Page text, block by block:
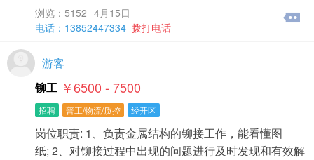
浏览：5152 4月15日
电话：13852447334 拨打电话
游客
铆工 ￥6500 - 7500
招聘 普工/物流/质控 经开区
岗位职责: 1、负责金属结构的铆接工作，能看懂图
纸; 2、对铆接过程中出现的问题进行及时发现和有效解